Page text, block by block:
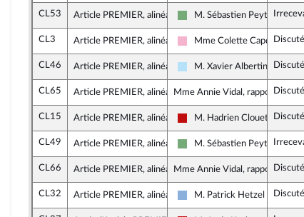
CL53 Article PREMIER, alinéa 1
Écologiste et Social
M. Sébastien Peytavie
CL3 Article PREMIER, alinéa 2
Socialistes et apparentés
Mme Colette Capdevielle
Discuté
CL46 Article PREMIER, alinéa 2
Horizons & Indépendants
M. Xavier Albertini Discuté
CL65 Article PREMIER, alinéa 2Mme Annie Vidal, rapporteure
Discuté
CL15 Article PREMIER, alinéa 3
La France insoumise -
M. Hadrien Clouet Discuté
CL49 Article PREMIER, alinéa 2
Écologiste et Social
M. Sébastien Peytavie
CL66 Article PREMIER, alinéa 4Mme Annie Vidal, rapporteure
Discuté
CL32 Article PREMIER, alinéa 4
Droite Républicaine
M. Patrick Hetzel Discuté